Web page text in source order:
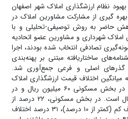
نظام ارزشگذاری املاک شهر اصفهان
گیری از مشارکت مشاورین املاک در
حاضر به روش توصیفی-تحلیلی و با
املاک شهرداری و مشاورین عضو اتحادیه
تصادفی انتخاب شده بودند، اجرا
ساختاریافته مبتنی بر پهنه‌بندی
گذرهای اصلی و فرعی جمع‌آوری شد.
میانگین اختلاف قیمت ارزشگذاری املاک
کارشناسی و قیمتگذاری بازار در بخش مسکونی ۶۰ میلیون ریال و در
بخش تجاری ۱۳۰ میلیون ریال است. در بخش مسکونی، ۲۲ درصد از
کدهای منطقه‌ای دارای اختلاف کم (کمتر از ۱۰ درصد)، ۳۱ درصد اختلاف